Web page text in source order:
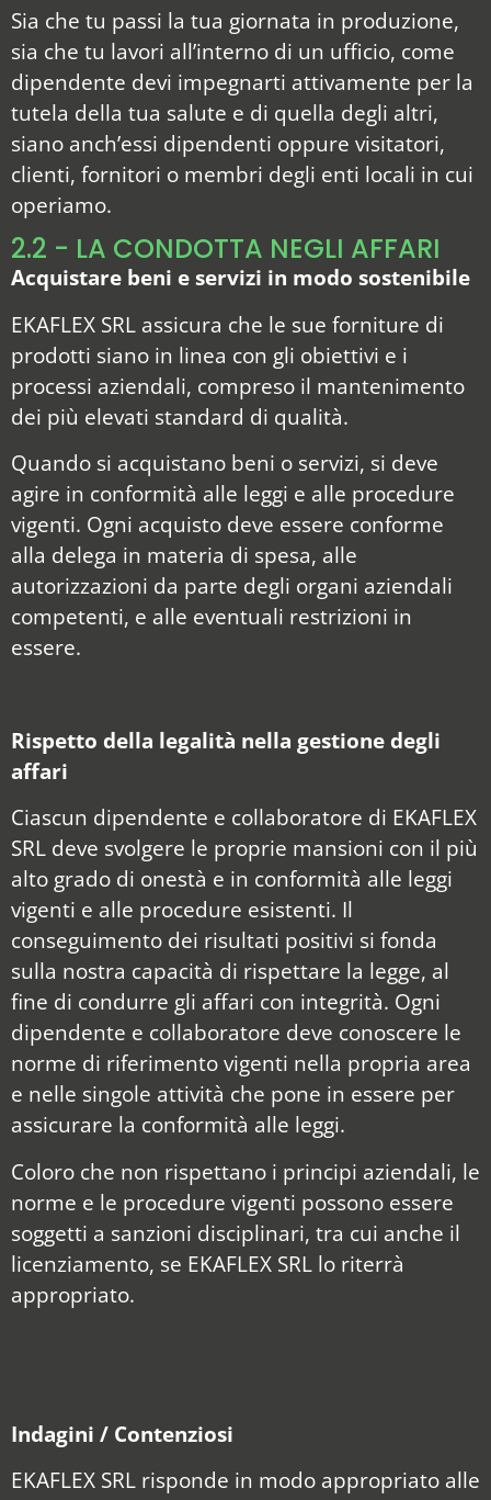
Sia che tu passi la tua giornata in produzione,
sia che tu lavori all’interno di un ufficio, come
dipendente devi impegnarti attivamente per la
tutela della tua salute e di quella degli altri,
siano anch’essi dipendenti oppure visitatori,
clienti, fornitori o membri degli enti locali in cui
operiamo.
2.2 - LA CONDOTTA NEGLI AFFARI
Acquistare beni e servizi in modo sostenibile
EKAFLEX SRL assicura che le sue forniture di
prodotti siano in linea con gli obiettivi e i
processi aziendali, compreso il mantenimento
dei più elevati standard di qualità.
Quando si acquistano beni o servizi, si deve
agire in conformità alle leggi e alle procedure
vigenti. Ogni acquisto deve essere conforme
alla delega in materia di spesa, alle
autorizzazioni da parte degli organi aziendali
competenti, e alle eventuali restrizioni in
essere.
Rispetto della legalità nella gestione degli
affari
Ciascun dipendente e collaboratore di EKAFLEX
SRL deve svolgere le proprie mansioni con il più
alto grado di onestà e in conformità alle leggi
vigenti e alle procedure esistenti. Il
conseguimento dei risultati positivi si fonda
sulla nostra capacità di rispettare la legge, al
fine di condurre gli affari con integrità. Ogni
dipendente e collaboratore deve conoscere le
norme di riferimento vigenti nella propria area
e nelle singole attività che pone in essere per
assicurare la conformità alle leggi.
Coloro che non rispettano i principi aziendali, le
norme e le procedure vigenti possono essere
soggetti a sanzioni disciplinari, tra cui anche il
licenziamento, se EKAFLEX SRL lo riterrà
appropriato.
Indagini / Contenziosi
EKAFLEX SRL risponde in modo appropriato alle